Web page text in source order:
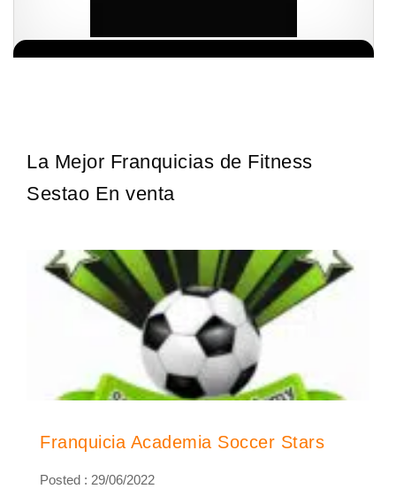
La Mejor Franquicias de Fitness
Sestao En venta
Franquicia Academia Soccer Stars
Posted : 29/06/2022